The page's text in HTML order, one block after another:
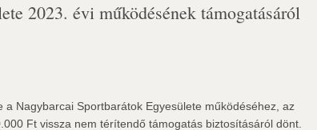
2023. évi működésének támogatásáról
Nagybarcai Sportbarátok Egyesülete működéséhez, az
Ft vissza nem térítendő támogatás biztosításáról dönt.